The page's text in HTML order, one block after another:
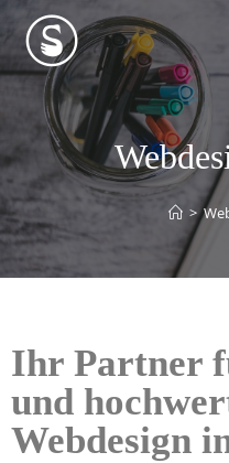
>
Ihr Partner
und
Webdesign